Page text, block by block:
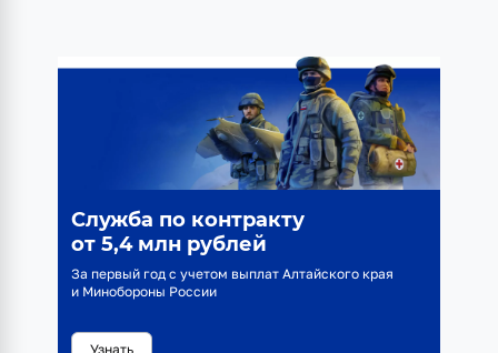
Служба по контракту
от 5,4 млн рублей
За первый год с учетом выплат Алтайского края
и Минобороны России
Узнать